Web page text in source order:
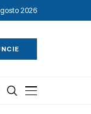
2026